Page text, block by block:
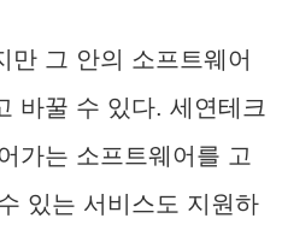
만 그 안의 소프트웨어
바꿀 수 있다. 세연테크
가는 소프트웨어를 고
있는 서비스도 지원하